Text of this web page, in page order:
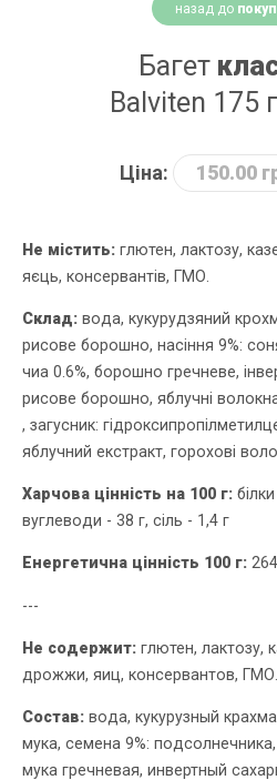
назад до
Багет
Balviten 175
Ціна: 150.00
Не містить: глютен, лактозу,
яєць, консервантів, ГМО.
Склад: вода, кукурудзяний
рисове борошно, насіння 9%:
чиа 0.6%, борошно гречневе,
рисове борошно, яблучні
, загусник:
яблучний екстракт, горохові
Харчова цінність на 100 г:
вуглеводи - 38 г, сіль - 1,4 г
Енергетична цінність 100 г:
---
Не содержит: глютен, лактозу,
дрожжи, яиц, консервантов, ГМО.
Состав: вода, кукурузный
мука, семена 9%:
мука гречневая, инвертный